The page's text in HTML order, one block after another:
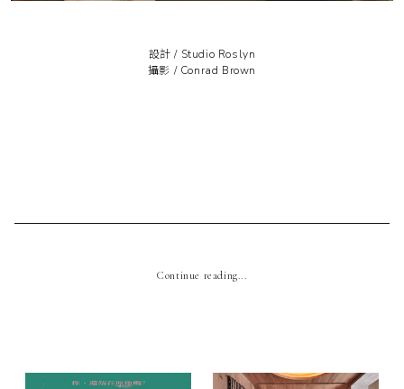
設計 / Studio Roslyn
攝影 / Conrad Brown
Continue reading...